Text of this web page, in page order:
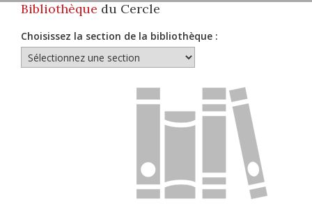
Bibliothèque du Cercle
Choisissez la section de la bibliothèque :